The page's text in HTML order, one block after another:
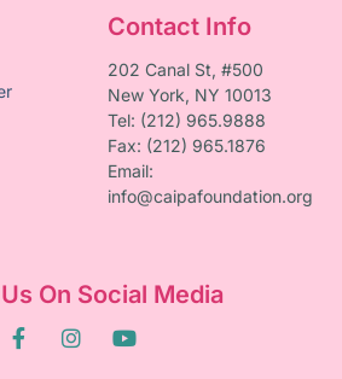
Contact Info
202 Canal St, #500
New York, NY 10013
Tel: (212) 965.9888
Fax: (212) 965.1876
Email:
info@caipafoundation.org
On Social Media